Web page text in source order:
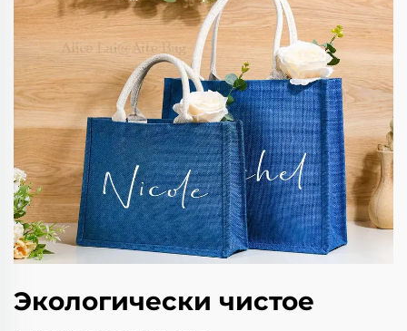
Экологически чистое